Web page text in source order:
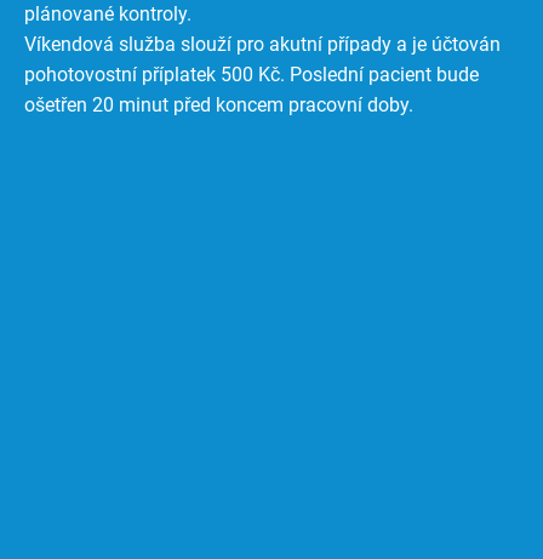
plánované kontroly.
Víkendová služba slouží pro akutní případy a je účtován
pohotovostní příplatek 500 Kč. Poslední pacient bude
ošetřen 20 minut před koncem pracovní doby.